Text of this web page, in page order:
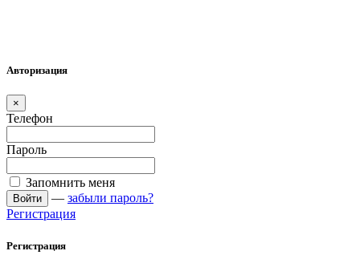
Авторизация
×
Телефон
Пароль
Запомнить меня
Войти — забыли пароль?
Регистрация
Регистрация